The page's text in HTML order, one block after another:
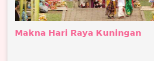
Makna Hari Raya Kuningan